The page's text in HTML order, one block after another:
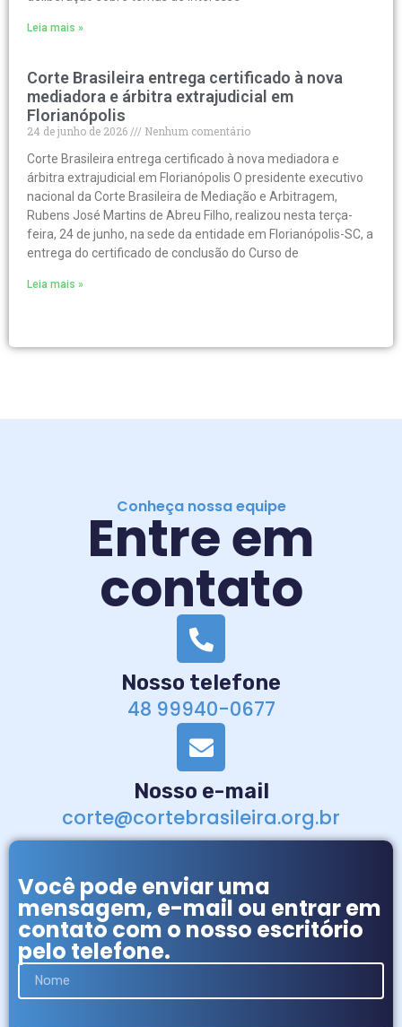
Leia mais »
Corte Brasileira entrega certificado à nova
mediadora e árbitra extrajudicial em
Florianópolis
24 de junho de 2026
Nenhum comentário
Corte Brasileira entrega certificado à nova mediadora e
árbitra extrajudicial em Florianópolis O presidente executivo
nacional da Corte Brasileira de Mediação e Arbitragem,
Rubens José Martins de Abreu Filho, realizou nesta terça-
feira, 24 de junho, na sede da entidade em Florianópolis-SC, a
entrega do certificado de conclusão do Curso de
Leia mais »
Conheça nossa equipe
Entre em
contato
Nosso telefone
48 99940-0677
Nosso e-mail
corte@cortebrasileira.org.br
Você pode enviar uma
mensagem, e-mail ou entrar em
contato com o nosso escritório
pelo telefone.